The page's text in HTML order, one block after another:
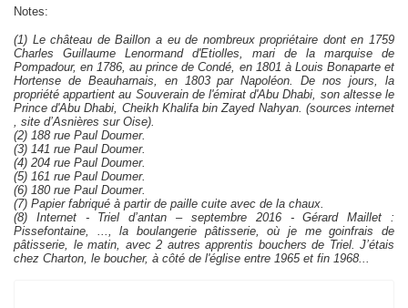
Notes:
(1) Le château de Baillon a eu de nombreux propriétaire dont en 1759
Charles Guillaume Lenormand d'Etiolles, mari de la marquise de
Pompadour, en 1786, au prince de Condé, en 1801 à Louis Bonaparte et
Hortense de Beauharnais, en 1803 par Napoléon. De nos jours, la
propriété appartient au Souverain de l'émirat d'Abu Dhabi, son altesse le
Prince d'Abu Dhabi, Cheikh Khalifa bin Zayed Nahyan. (sources internet
, site d’Asnières sur Oise).
(2) 188 rue Paul Doumer.
(3) 141 rue Paul Doumer.
(4) 204 rue Paul Doumer.
(5) 161 rue Paul Doumer.
(6) 180 rue Paul Doumer.
(7) Papier fabriqué à partir de paille cuite avec de la chaux.
(8) Internet - Triel d’antan – septembre 2016 - Gérard Maillet :
Pissefontaine, ..., la boulangerie pâtisserie, où je me goinfrais de
pâtisserie, le matin, avec 2 autres apprentis bouchers de Triel. J’étais
chez Charton, le boucher, à côté de l'église entre 1965 et fin 1968...